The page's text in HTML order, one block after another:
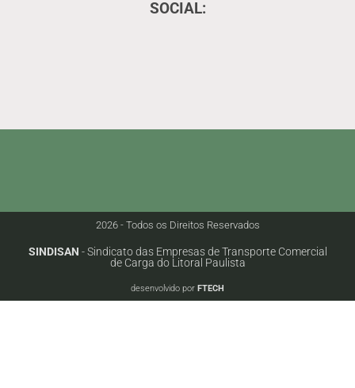
SOCIAL:
2026 - Todos os Direitos Reservados
SINDISAN - Sindicato das Empresas de Transporte Comercial
de Carga do Litoral Paulista
desenvolvido por FTECH